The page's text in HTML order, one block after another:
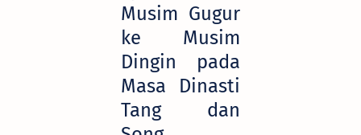
Musim Gugur
ke Musim
Dingin pada
Masa Dinasti
Tang dan